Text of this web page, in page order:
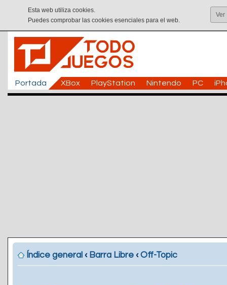
Esta web utiliza cookies.
Puedes comprobar las cookies esenciales para el web.
Ver
Portada XBox PlayStation Nintendo PC
Índice general ‹ Barra Libre ‹ Off-Topic